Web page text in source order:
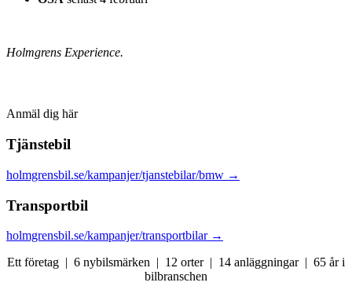
Holmgrens Experience.
Anmäl dig här
Tjänstebil
holmgrensbil.se/kampanjer/tjanstebilar/bmw →
Transportbil
holmgrensbil.se/kampanjer/transportbilar →
Ett företag | 6 nybilsmärken | 12 orter | 14 anläggningar | 65 år i
bilbranschen